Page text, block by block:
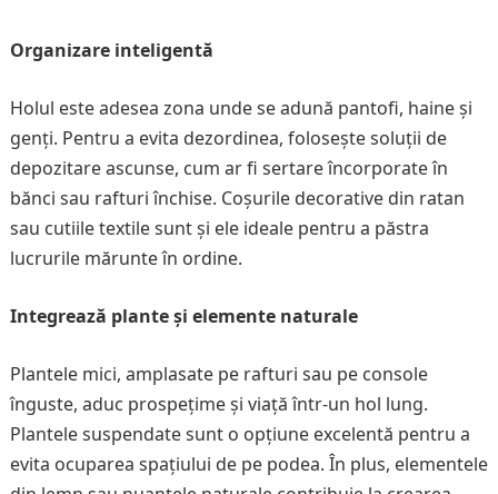
Organizare inteligentă
Holul este adesea zona unde se adună pantofi, haine și
genți. Pentru a evita dezordinea, folosește soluții de
depozitare ascunse, cum ar fi sertare încorporate în
bănci sau rafturi închise. Coșurile decorative din ratan
sau cutiile textile sunt și ele ideale pentru a păstra
lucrurile mărunte în ordine.
Integrează plante și elemente naturale
Plantele mici, amplasate pe rafturi sau pe console
înguste, aduc prospețime și viață într-un hol lung.
Plantele suspendate sunt o opțiune excelentă pentru a
evita ocuparea spațiului de pe podea. În plus, elementele